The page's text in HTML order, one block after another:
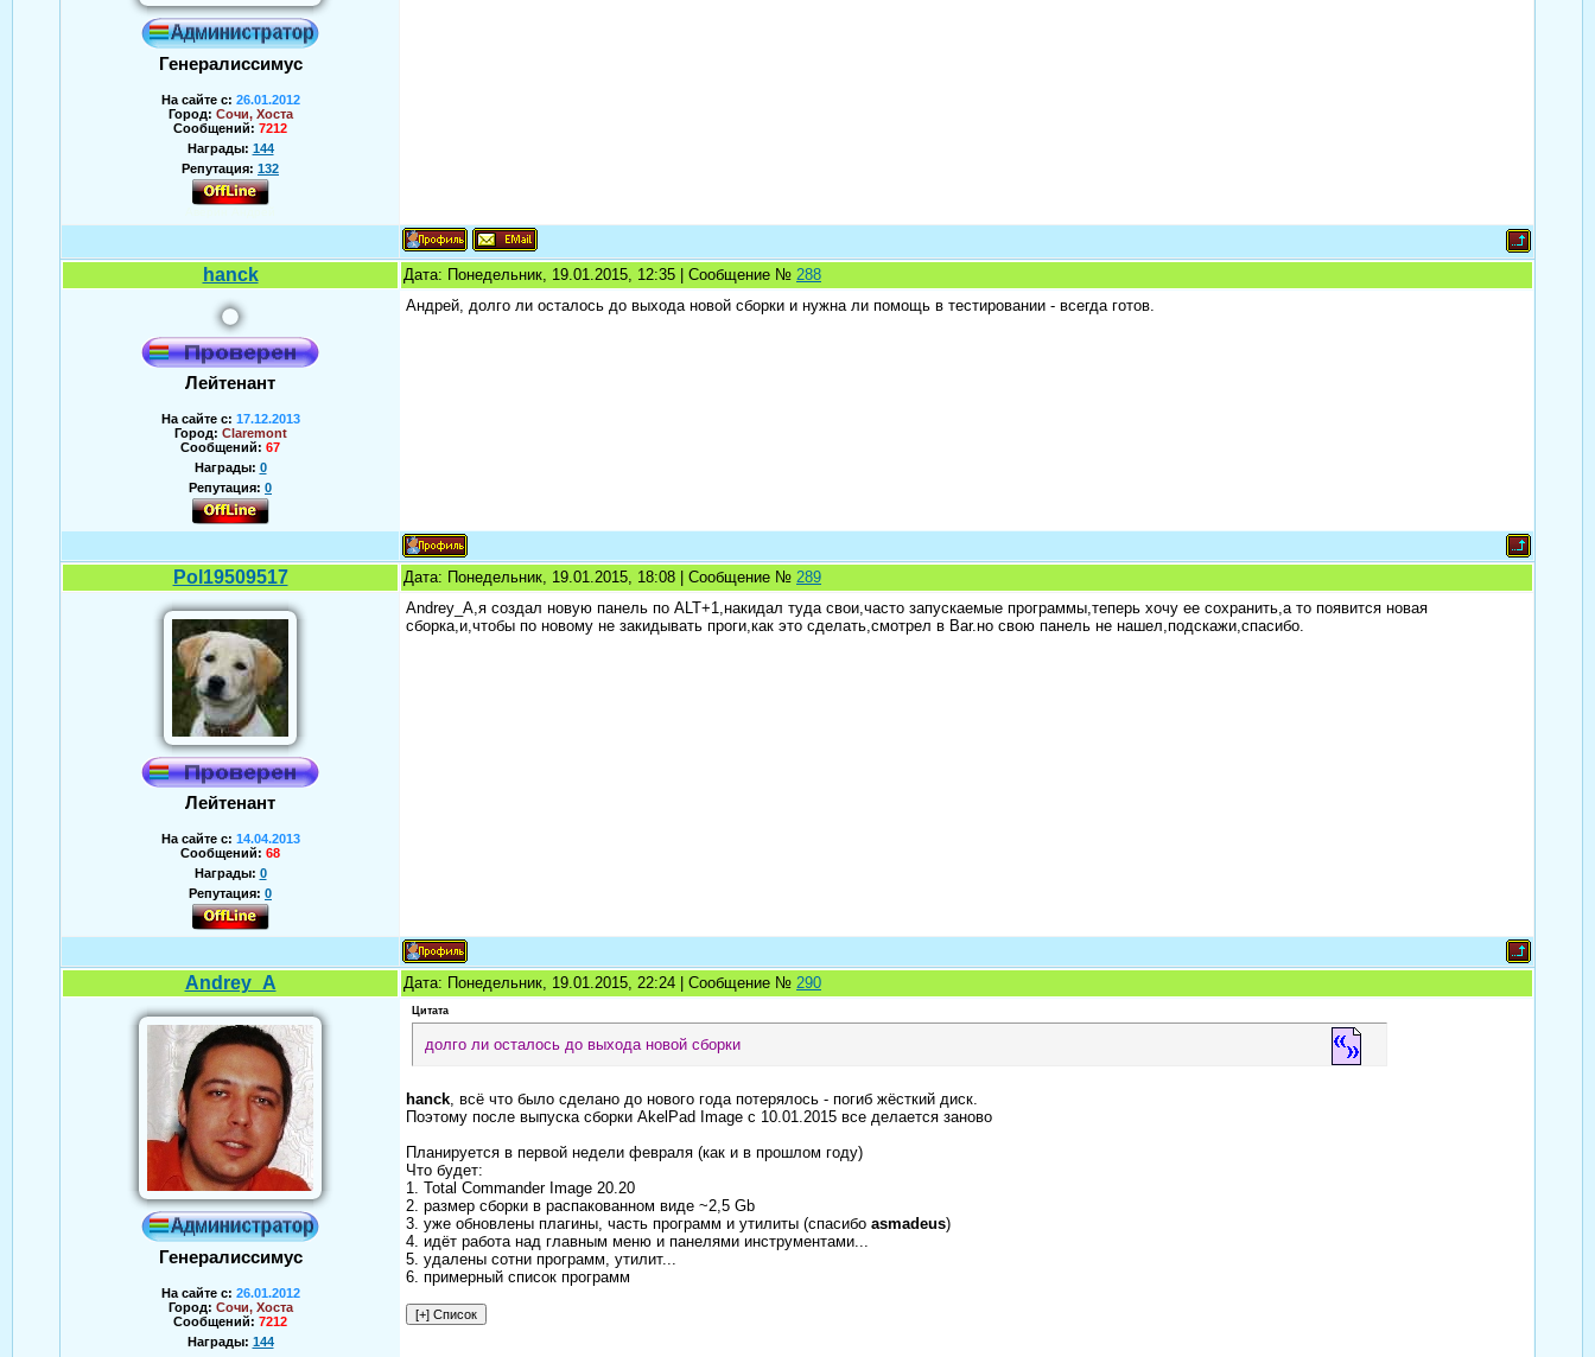
Генералиссимус
На сайте с: 26.01.2012
Город: Сочи, Хоста
Сообщений: 7212
Награды: 144
Репутация: 132
hanck Дата: Понедельник, 19.01.2015, 12:35 | Сообщение № 288
Лейтенант
На сайте с: 17.12.2013
Город: Claremont
Сообщений: 67
Награды: 0
Репутация: 0
Андрей, долго ли осталось до выхода новой сборки и нужна ли помощь в тестировании - всегда готов.
Pol19509517 Дата: Понедельник, 19.01.2015, 18:08 | Сообщение № 289
Лейтенант
На сайте с: 14.04.2013
Сообщений: 68
Награды: 0
Репутация: 0
Andrey_A,я создал новую панель по ALT+1,накидал туда свои,часто запускаемые программы,теперь хочу ее сохранить,а то появится новая
сборка,и,чтобы по новому не закидывать проги,как это сделать,смотрел в Bar.но свою панель не нашел,подскажи,спасибо.
Andrey_A Дата: Понедельник, 19.01.2015, 22:24 | Сообщение № 290
Генералиссимус
На сайте с: 26.01.2012
Город: Сочи, Хоста
Сообщений: 7212
Награды: 144
Цитата
долго ли осталось до выхода новой сборки
hanck, всё что было сделано до нового года потерялось - погиб жёсткий диск.
Поэтому после выпуска сборки AkelPad Image с 10.01.2015 все делается заново
Планируется в первой недели февраля (как и в прошлом году)
Что будет:
1. Total Commander Image 20.20
2. размер сборки в распакованном виде ~2,5 Gb
3. уже обновлены плагины, часть программ и утилиты (спасибо asmadeus)
4. идёт работа над главным меню и панелями инструментами...
5. удалены сотни программ, утилит...
6. примерный список программ